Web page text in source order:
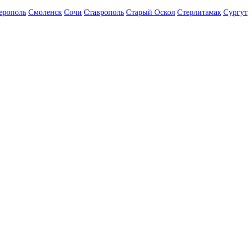
Смоленск Сочи Ставрополь Старый Оскол Стерлитамак Сургут